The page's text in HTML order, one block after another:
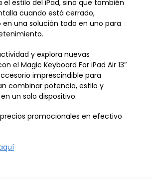
estilo del iPad, sino que también
cuando está cerrado,
una solución todo en uno para
y explora nuevas
el Magic Keyboard For iPad Air 13″
imprescindible para
combinar potencia, estilo y
un solo dispositivo.
promocionales en efectivo